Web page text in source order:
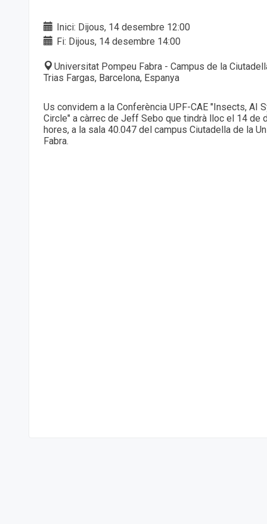
Inici: Dijous, 14 desembre 12:00
Fi: Dijous, 14 desembre 14:00
Universitat Pompeu Fabra - Campus de la
Trias Fargas, Barcelona, Espanya
Us convidem a la Conferència UPF-CAE "Insects, AI
Circle" a càrrec de Jeff Sebo que tindrà lloc el 14 de
hores, a la sala 40.047 del campus Ciutadella de la
Fabra.